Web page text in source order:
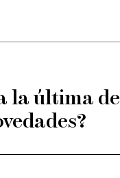
la última